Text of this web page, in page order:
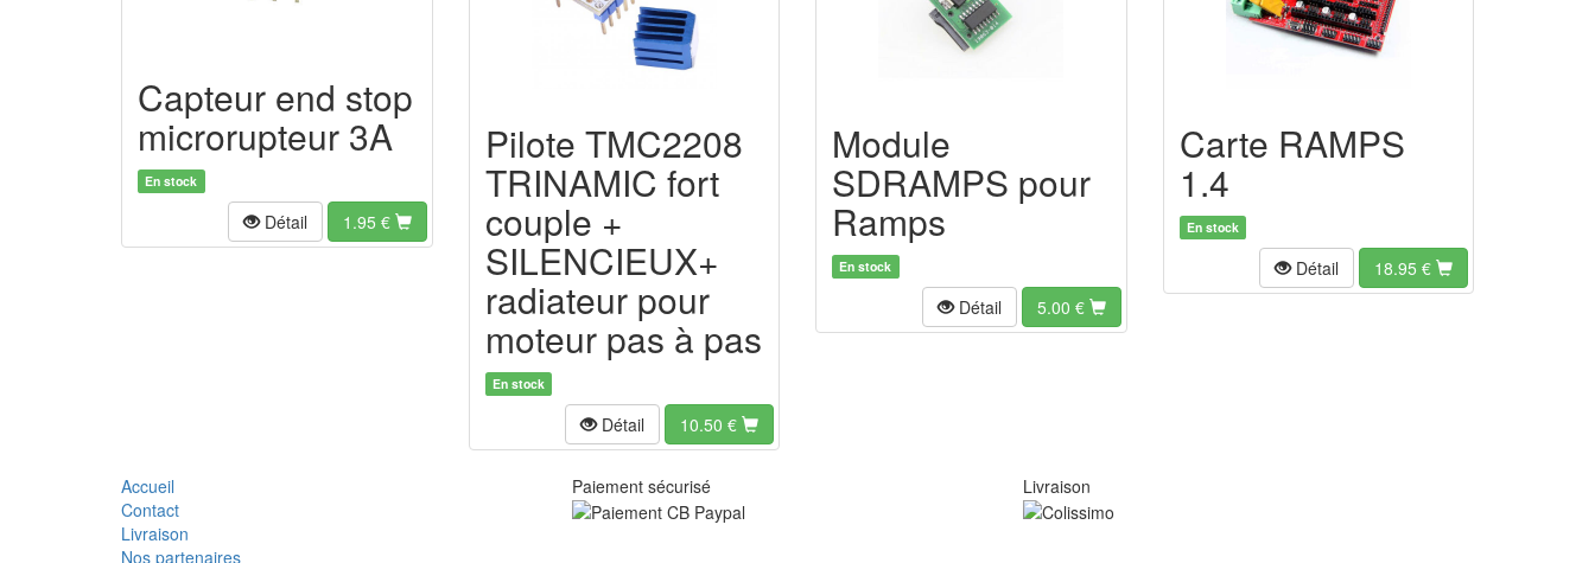
Capteur end stop
microrupteur 3A
En stock
Détail 1.95 €
Pilote TMC2208
TRINAMIC fort
couple +
SILENCIEUX+
radiateur pour
moteur pas à pas
En stock
Détail 10.50 €
Module
SDRAMPS pour
Ramps
En stock
Détail 5.00 €
Carte RAMPS
1.4
En stock
Détail 18.95 €
Accueil
Contact
Livraison
Nos partenaires
Paiement sécurisé Livraison